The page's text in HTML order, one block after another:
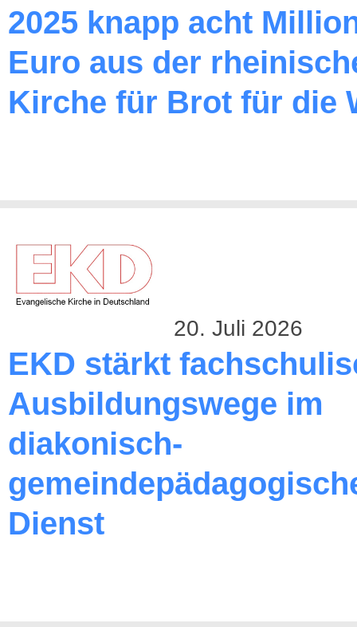
2025 knapp acht
Euro aus der
Kirche für Brot für die
20. Juli 2026
EKD stärkt
Ausbildungswege im
diakonisch-
Dienst